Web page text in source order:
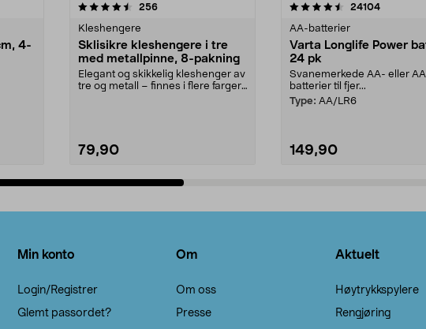
4-
256anmeldelser
Kleshengere
Sklisikre kleshengere i tre
med metallpinne, 8-pakning
Elegant og skikkelig kleshenger av
tre og metall – finnes i flere farger.
79,90
4.5av 5 stjerner 24104
AA-batterier
Varta Longlife Power
24 pk
Svanemerkede AA- eller
batterier til fjer...
Type: AA/LR6
149,90
4.5av 5 stjerner
Min konto
Login/Registrer
Glemt passordet?
Om
Om oss
Presse
Aktuelt
Høytrykkspylere
Rengjøring